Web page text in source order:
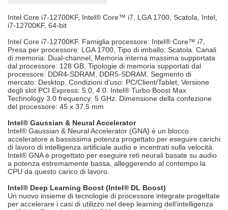
Intel Core i7-12700KF, Intel® Core™ i7, LGA 1700, Scatola, Intel,
i7-12700KF, 64-bit
Intel Core i7-12700KF. Famiglia processore: Intel® Core™ i7,
Presa per processore: LGA 1700, Tipo di imballo: Scatola. Canali
di memoria: Dual-channel, Memoria interna massima supportata
dal processore: 128 GB, Tipologie di memoria supportati dal
processore: DDR4-SDRAM, DDR5-SDRAM. Segmento di
mercato: Desktop, Condizioni d'uso: PC/Client/Tablet, Versione
degli slot PCI Express: 5.0, 4.0. Intel® Turbo Boost Max
Technology 3.0 frequency: 5 GHz. Dimensione della confezione
del processore: 45 x 37.5 mm
Intel® Gaussian & Neural Accelerator
Intel® Gaussian & Neural Accelerator (GNA) è un blocco
acceleratore a bassissima potenza progettato per eseguire carichi
di lavoro di intelligenza artificiale audio e incentrati sulla velocità.
Intel® GNA è progettato per eseguire reti neurali basate su audio
a potenza estremamente bassa, alleggerendo al contempo la
CPU da questo carico di lavoro.
Intel® Deep Learning Boost (Intel® DL Boost)
Un nuovo insieme di tecnologie di processore integrate progettate
per accelerare i casi di utilizzo nel deep learning dell’intelligenza